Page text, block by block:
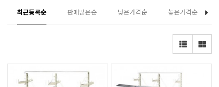
최근등록순 판매많은순 낮은가격순 높은가격순